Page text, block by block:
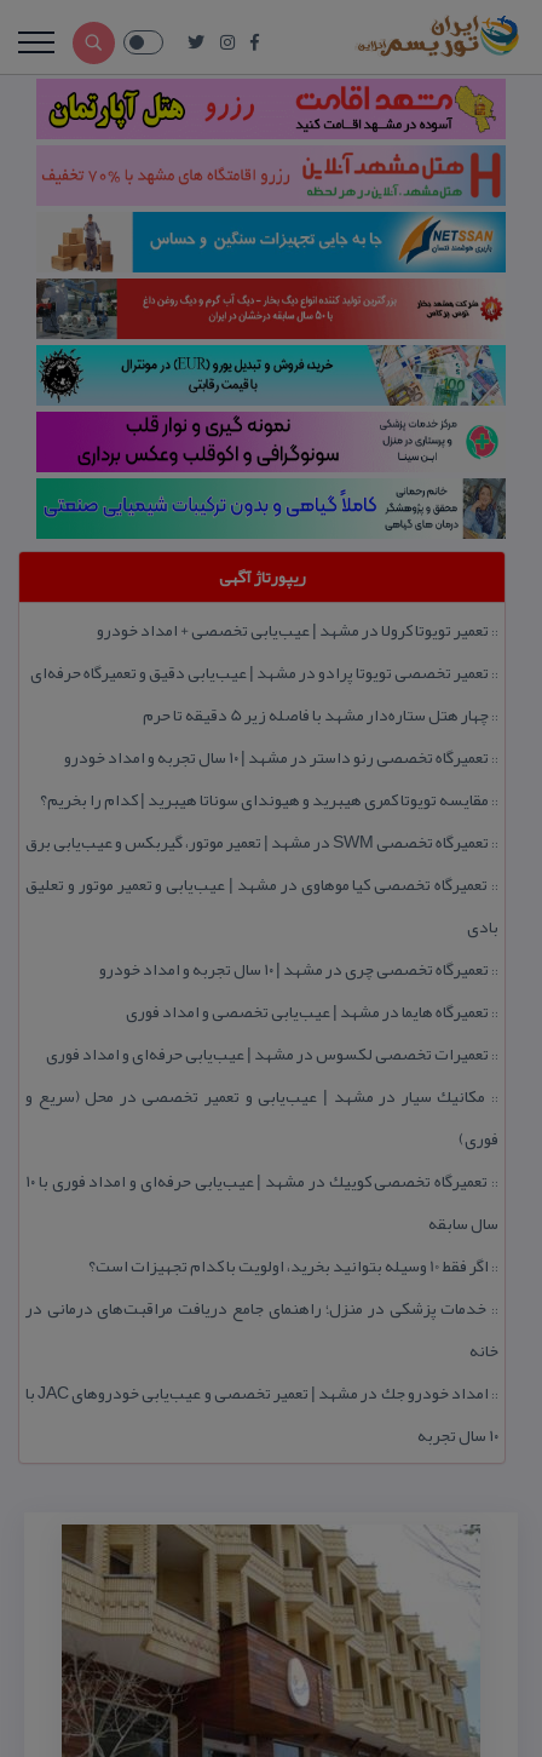
ریپورتاژ آگهی
:: تعمیر تویوتا كرولا در مشهد | عیب‌یابی تخصصی + امداد خودرو
:: تعمیر تخصصی تویوتا پرادو در مشهد | عیب‌یابی دقیق و تعمیرگاه حرفه‌ای
::چهار هتل‌ ستاره‌دار مشهد با فاصله زیر 5 دقیقه تا حرم
:: تعمیرگاه تخصصی رنو داستر در مشهد | ۱۰ سال تجربه و امداد خودرو
:: مقایسه تویوتا كمری هیبرید و هیوندای سوناتا هیبرید | كدام را بخریم؟
:: تعمیرگاه تخصصی SWM در مشهد | تعمیر موتور، گیربكس و عیب‌یابی برق
:: تعمیرگاه تخصصی كیا موهاوی در مشهد | عیب‌یابی و تعمیر موتور و تعلیق
بادی
:: تعمیرگاه تخصصی چری در مشهد | ۱۰ سال تجربه و امداد خودرو
:: تعمیرگاه هایما در مشهد | عیب‌یابی تخصصی و امداد فوری
:: تعمیرات تخصصی لكسوس در مشهد | عیب‌یابی حرفه‌ای و امداد فوری
:: مكانیك سیار در مشهد | عیب‌یابی و تعمیر تخصصی در محل (سریع و
فوری)
::
تعمیرگاه تخصصی كوییك در مشهد | عیب‌یابی حرفه‌ای و امداد فوری با ۱۰
سال سابقه
:: اگر فقط 10 وسیله بتوانید بخرید، اولویت با كدام تجهیزات است؟
:: خدمات پزشكی در منزل؛ راهنمای جامع دریافت مراقبت‌های درمانی در
خانه
::
امداد خودرو جك در مشهد | تعمیر تخصصی و عیب‌یابی خودروهای JAC با
۱۰ سال تجربه